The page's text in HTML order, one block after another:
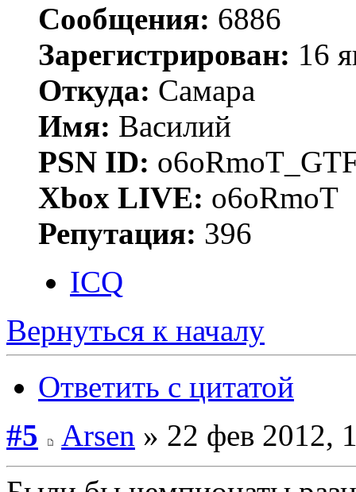
Сообщения: 6886
Зарегистрирован: 16
Откуда: Самара
Имя: Василий
PSN ID:
Xbox LIVE: o6oRmoT
Репутация: 396
ICQ
Вернуться к началу
Ответить с цитатой
#5
Arsen » 22 фев 2012,